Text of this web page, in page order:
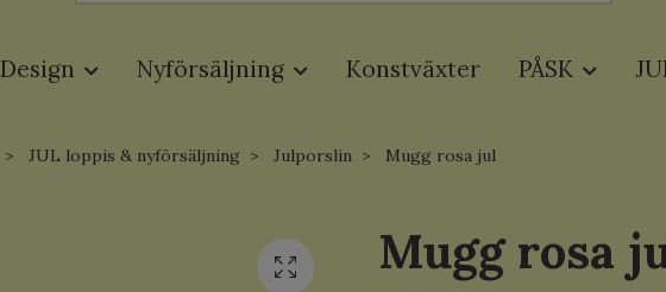
Design Nyförsäljning Konstväxter PÅSK
JUL loppis & nyförsäljning Julporslin Mugg rosa jul
Mugg rosa